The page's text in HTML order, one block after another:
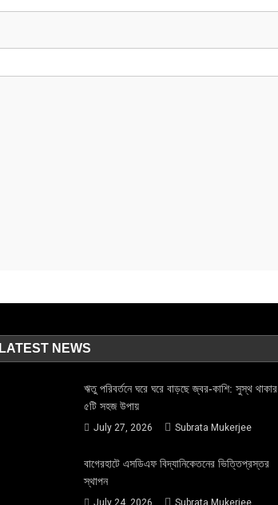
LATEST NEWS
ঋতু পরিবর্তনে ঘরে ঘরে বাড়ছে জ্বর-কাশি: সুস্থ থাকার
৫টি সহজ উপায়
July 27, 2026 Subrata Mukerjee
বাগেরহাটে এসডিএফ বিদ্যানিকেতনের ভিত্তিপ্রস্তর
স্থাপন
July 24, 2026 Subrata Mukerjee